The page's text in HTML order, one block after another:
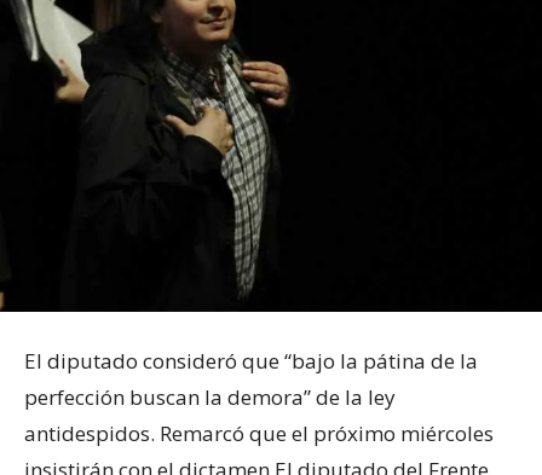
El diputado consideró que “bajo la pátina de la
perfección buscan la demora” de la ley
antidespidos. Remarcó que el próximo miércoles
insistirán con el dictamen.El diputado del Frente